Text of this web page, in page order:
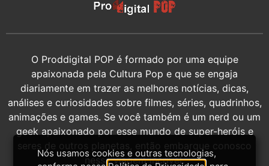
O Proddigital POP é formado por uma equipe
apaixonada pela Cultura Pop e que se engaja
diariamente em trazer as melhores notícias, dicas,
análises e curiosidades sobre filmes, séries, quadrinhos,
animações e games. Se você também é um nerd ou um
geek apaixonado por esse mundo de super-heróis e
seres de outros planetas, então embarque conosco
nessa viagem incrível.
Nós usamos cookies e outras tecnologias,